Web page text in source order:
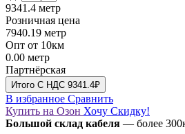
9341.4 метр
Розничная цена
7940.19 метр
Опт от 10км
0.00 метр
Партнёрская
Итого C НДС 9341.4₽
В избранное Сравнить
Купить на Озон Хочу Скидку!
Большой склад кабеля — более